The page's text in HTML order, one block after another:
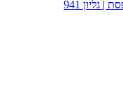
941